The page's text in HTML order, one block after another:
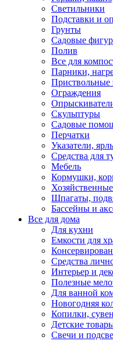
Светильники
Подставки и
Грунты
Садовые
Полив
Все для
Парники,
Приствольные
Ограждения
Скульптуры
Садовые
Перчатки
Указатели,
Средства для
Мебель
Кормушки,
Шпагаты,
Бассейны и
Все для дома
Для кухни
Емкости для
Средства
Интерьер и
Полезные
Для ванной
Новогодняя
Копилки,
Детские
Свечи и